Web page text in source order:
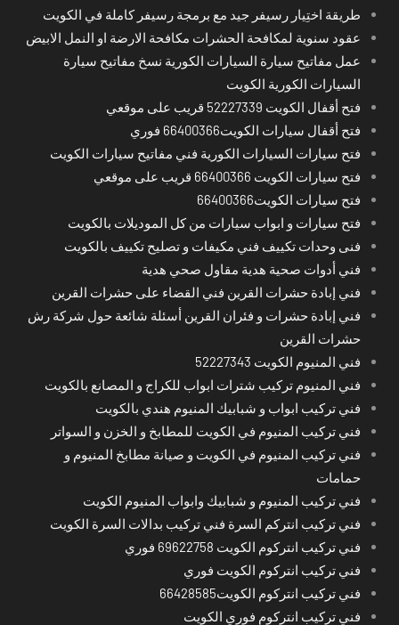
طريقة اختِيار رسيفر جيد مع برمجة رسيفر كاملة في الكويت
عقود سنوية لمكافحة الحشرات مكافحة الارضة او النمل الابيض
عمل مفاتيح سيارة السيارات الكورية نسخ مفاتيح سيارة
السيارات الكورية الكويت
فتح أقفال الكويت 52227339 قريب على موقعي
فتح أقفال سيارات الكويت66400366 فوري
فتح سيارات السيارات الكورية فني مفاتيح سيارات الكويت
فتح سيارات الكويت 66400366 قريب على موقعي
فتح سيارات الكويت66400366
فتح سيارات و ابواب سيارات من كل الموديلات بالكويت
فنى وحدات تكييف فني مكيفات و تصليح تكييف بالكويت
فني أدوات صحية هدية مقاول صحي هدية
فني إبادة حشرات القرين فني القضاء على حشرات القرين
فني إبادة حشرات و فئران القرين أسئلة شائعة حول شركة رش
حشرات القرين
فني المنيوم الكويت 52227343
فني المنيوم تركيب شترات ابواب للكراج و المصانع بالكويت
فني تركيب ابواب و شبابيك المنيوم هندي بالكويت
فني تركيب المنيوم في الكويت للمطابخ و الخزن و السواتر
فني تركيب المنيوم في الكويت و صيانة مطابخ المنيوم و
حمامات
فني تركيب المنيوم و شبابيك وابواب المنيوم الكويت
فني تركيب انتركم السرة فني تركيب بدالات السرة الكويت
فني تركيب انتركوم الكويت 69622758 فوري
فني تركيب انتركوم الكويت فوري
فني تركيب انتركوم الكويت66428585
فني تركيب انتركوم فوري الكويت